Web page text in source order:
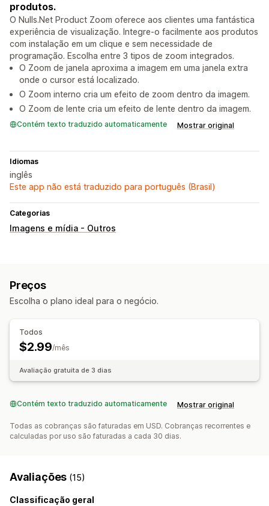
produtos.
O Nulls.Net Product Zoom oferece aos clientes uma fantástica
experiência de visualização. Integre-o facilmente aos produtos
com instalação em um clique e sem necessidade de
programação. Escolha entre 3 tipos de zoom integrados.
O Zoom de janela aproxima a imagem em uma janela extra
onde o cursor está localizado.
O Zoom interno cria um efeito de zoom dentro da imagem.
O Zoom de lente cria um efeito de lente dentro da imagem.
Contém texto traduzido automaticamente Mostrar original
Idiomas
inglês
Este app não está traduzido para português (Brasil)
Categorias
Imagens e mídia - Outros
Preços
Escolha o plano ideal para o negócio.
Todos
$2.99/mês
Avaliação gratuita de 3 dias
Contém texto traduzido automaticamente Mostrar original
Todas as cobranças são faturadas em USD. Cobranças recorrentes e
calculadas por uso são faturadas a cada 30 dias.
Avaliações (15)
Classificação geral